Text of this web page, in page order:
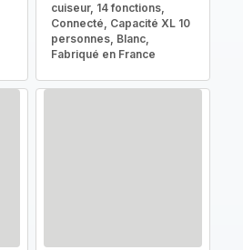
cuiseur, 14 fonctions,
Connecté, Capacité XL 10
personnes, Blanc,
Fabriqué en France